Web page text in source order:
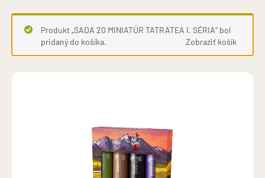
Produkt „SADA 20 MINIATÚR TATRATEA I. SÉRIA“ bol
pridaný do košíka.
Zobraziť košík